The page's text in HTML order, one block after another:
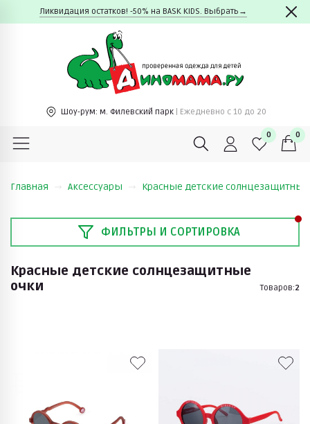
Ликвидация остатков! -50% на BASK KIDS. Выбрать→
Шоу-рум: м. Филевский парк | Ежедневно c 10 до 20
0 0
Главная Аксессуары Красные детские
ФИЛЬТРЫ И СОРТИРОВКА
Красные детские солнцезащитные
очки
Товаров:2